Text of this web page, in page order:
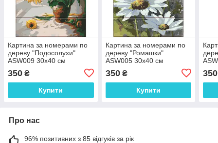
Картина за номерами по
дереву "Подосолухи"
ASW009 30х40 см
350 ₴
Купити
Картина за номерами по
дереву "Ромашки"
ASW005 30х40 см
350₴
Купити
350
Про нас
96% позитивних з 85 відгуків за рік